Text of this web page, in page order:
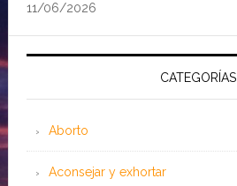
11/06/2026
CATEGORÍAS
Aborto
Aconsejar y exhortar